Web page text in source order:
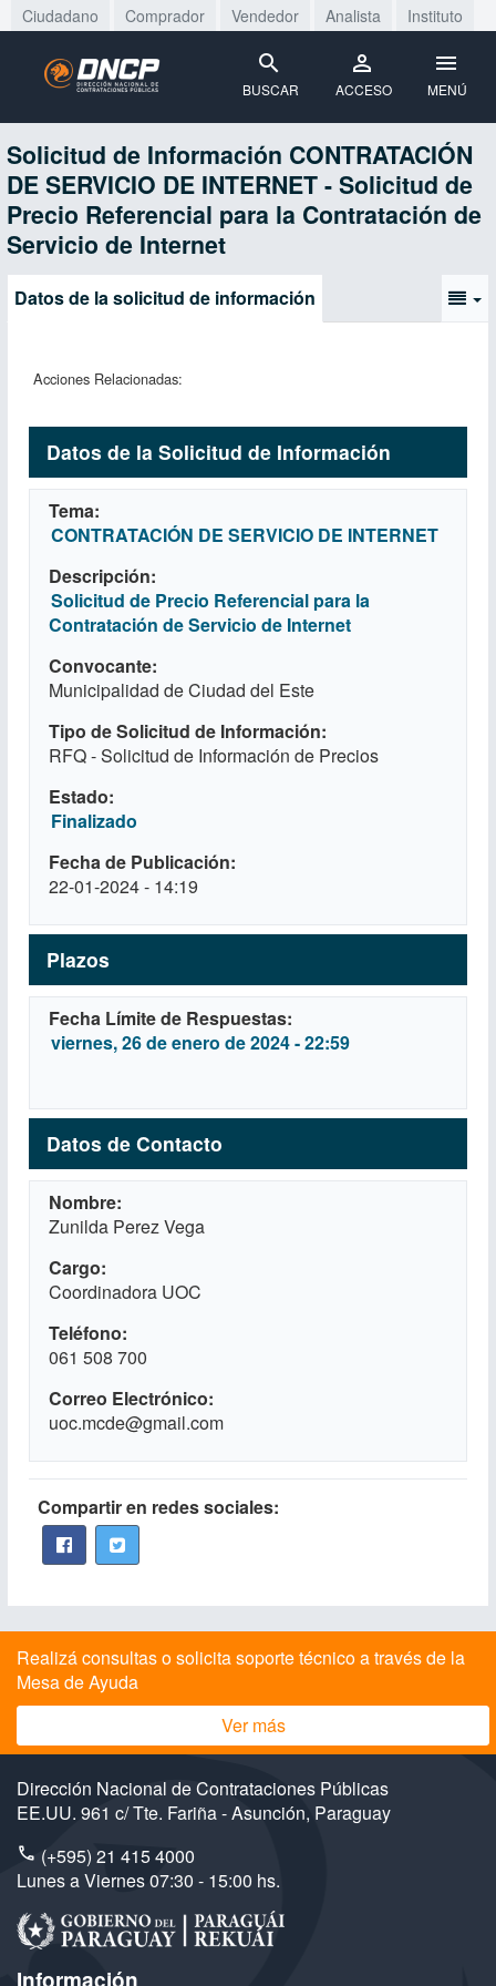
Ciudadano Comprador Vendedor Analista Instituto
BUSCAR ACCESO MENÚ
Solicitud de Información CONTRATACIÓN
DE SERVICIO DE INTERNET - Solicitud de
Precio Referencial para la Contratación de
Servicio de Internet
Datos de la solicitud de información
Acciones Relacionadas:
Datos de la Solicitud de Información
Tema
CONTRATACIÓN DE SERVICIO DE INTERNET
Descripción
Solicitud de Precio Referencial para la
Contratación de Servicio de Internet
Convocante
Municipalidad de Ciudad del Este
Tipo de Solicitud de Información
RFQ - Solicitud de Información de Precios
Estado
Finalizado
Fecha de Publicación
22-01-2024 - 14:19
Plazos
Fecha Límite de Respuestas
viernes, 26 de enero de 2024 - 22:59
Datos de Contacto
Nombre
Zunilda Perez Vega
Cargo
Coordinadora UOC
Teléfono
061 508 700
Correo Electrónico
uoc.mcde@gmail.com
Compartir en redes sociales:
Realizá consultas o solicita soporte técnico a través de la
Mesa de Ayuda
Ver más
Dirección Nacional de Contrataciones Públicas
EE.UU. 961 c/ Tte. Fariña - Asunción, Paraguay
(+595) 21 415 4000
Lunes a Viernes 07:30 - 15:00 hs.